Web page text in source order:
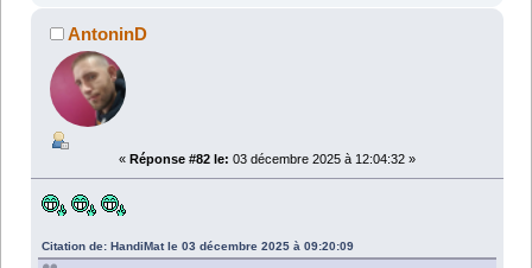
AntoninD
« Réponse #82 le: 03 décembre 2025 à 12:04:32 »
Citation de: HandiMat le 03 décembre 2025 à 09:20:09